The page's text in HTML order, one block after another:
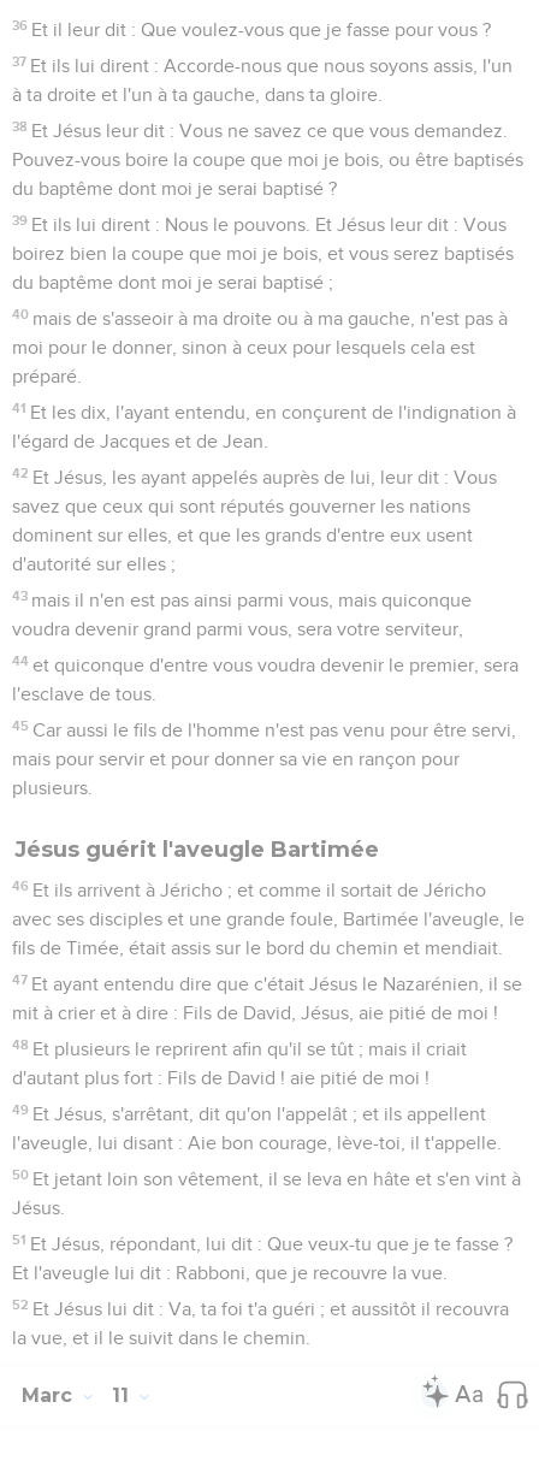
36 Et il leur dit : Que voulez-vous que je fasse pour vous ?
37 Et ils lui dirent : Accorde-nous que nous soyons assis, l'un
à ta droite et l'un à ta gauche, dans ta gloire.
38 Et Jésus leur dit : Vous ne savez ce que vous demandez.
Pouvez-vous boire la coupe que moi je bois, ou être baptisés
du baptême dont moi je serai baptisé ?
39 Et ils lui dirent : Nous le pouvons. Et Jésus leur dit : Vous
boirez bien la coupe que moi je bois, et vous serez baptisés
du baptême dont moi je serai baptisé ;
40 mais de s'asseoir à ma droite ou à ma gauche, n'est pas à
moi pour le donner, sinon à ceux pour lesquels cela est
préparé.
41 Et les dix, l'ayant entendu, en conçurent de l'indignation à
l'égard de Jacques et de Jean.
42 Et Jésus, les ayant appelés auprès de lui, leur dit : Vous
savez que ceux qui sont réputés gouverner les nations
dominent sur elles, et que les grands d'entre eux usent
d'autorité sur elles ;
43 mais il n'en est pas ainsi parmi vous, mais quiconque
voudra devenir grand parmi vous, sera votre serviteur,
44 et quiconque d'entre vous voudra devenir le premier, sera
l'esclave de tous.
45 Car aussi le fils de l'homme n'est pas venu pour être servi,
mais pour servir et pour donner sa vie en rançon pour
plusieurs.
Jésus guérit l'aveugle Bartimée
46 Et ils arrivent à Jéricho ; et comme il sortait de Jéricho
avec ses disciples et une grande foule, Bartimée l'aveugle, le
fils de Timée, était assis sur le bord du chemin et mendiait.
47 Et ayant entendu dire que c'était Jésus le Nazarénien, il se
mit à crier et à dire : Fils de David, Jésus, aie pitié de moi !
48 Et plusieurs le reprirent afin qu'il se tût ; mais il criait
d'autant plus fort : Fils de David ! aie pitié de moi !
49 Et Jésus, s'arrêtant, dit qu'on l'appelât ; et ils appellent
l'aveugle, lui disant : Aie bon courage, lève-toi, il t'appelle.
50 Et jetant loin son vêtement, il se leva en hâte et s'en vint à
Jésus.
51 Et Jésus, répondant, lui dit : Que veux-tu que je te fasse ?
Et l'aveugle lui dit : Rabboni, que je recouvre la vue.
52 Et Jésus lui dit : Va, ta foi t'a guéri ; et aussitôt il recouvra
la vue, et il le suivit dans le chemin.
Marc 11